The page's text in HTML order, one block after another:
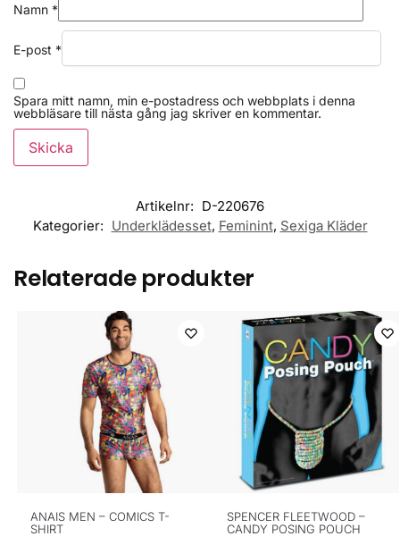
Namn *
E-post *
Spara mitt namn, min e-postadress och webbplats i denna
webbläsare till nästa gång jag skriver en kommentar.
Artikelnr: D-220676
Kategorier: Underklädesset, Feminint, Sexiga Kläder
Relaterade produkter
ANAIS MEN – COMICS T-
SHIRT
SPENCER FLEETWOOD –
CANDY POSING POUCH